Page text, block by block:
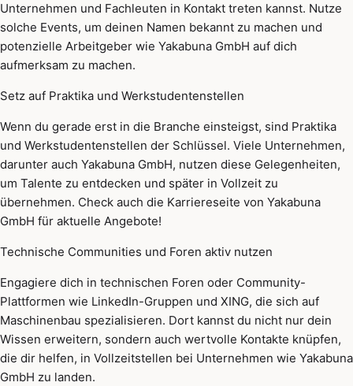
Unternehmen und Fachleuten in Kontakt treten kannst. Nutze
solche Events, um deinen Namen bekannt zu machen und
potenzielle Arbeitgeber wie Yakabuna GmbH auf dich
aufmerksam zu machen.
Setz auf Praktika und Werkstudentenstellen
Wenn du gerade erst in die Branche einsteigst, sind Praktika
und Werkstudentenstellen der Schlüssel. Viele Unternehmen,
darunter auch Yakabuna GmbH, nutzen diese Gelegenheiten,
um Talente zu entdecken und später in Vollzeit zu
übernehmen. Check auch die Karriereseite von Yakabuna
GmbH für aktuelle Angebote!
Technische Communities und Foren aktiv nutzen
Engagiere dich in technischen Foren oder Community-
Plattformen wie LinkedIn-Gruppen und XING, die sich auf
Maschinenbau spezialisieren. Dort kannst du nicht nur dein
Wissen erweitern, sondern auch wertvolle Kontakte knüpfen,
die dir helfen, in Vollzeitstellen bei Unternehmen wie Yakabuna
GmbH zu landen.